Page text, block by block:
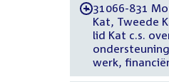
-31066-831
Kat, Tweede
lid Kat c.s.
werk,